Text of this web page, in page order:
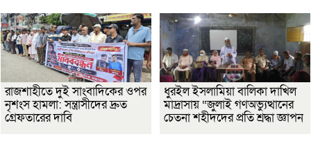
রাজশাহীতে দুই সাংবাদিকের ওপর
নৃশংস হামলা: সন্ত্রাসীদের দ্রুত
গ্রেফতারের দাবি
ধুরইল ইসলামিয়া বালিকা দাখিল
মাদ্রাসায় “জুলাই গণঅভ্যুত্থানের
চেতনা শহীদদের প্রতি শ্রদ্ধা জ্ঞাপন